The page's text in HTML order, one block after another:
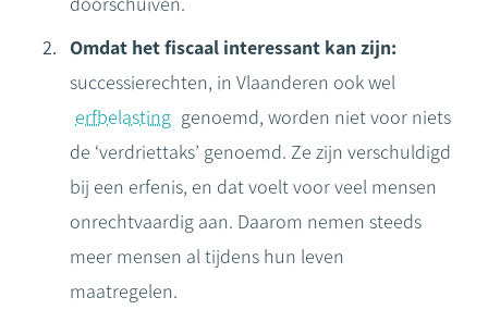
Omdat het fiscaal interessant kan zijn:
successierechten, in Vlaanderen ook wel
erfbelasting genoemd, worden niet voor niets
de ‘verdriettaks’ genoemd. Ze zijn verschuldigd
bij een erfenis, en dat voelt voor veel mensen
onrechtvaardig aan. Daarom nemen steeds
meer mensen al tijdens hun leven
maatregelen.